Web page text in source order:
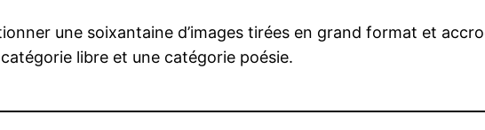
une soixantaine d’images tirées en grand format et
libre et une catégorie poésie.